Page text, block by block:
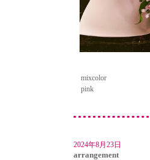
mixcolor
pink
2024年8月23日
arrangement